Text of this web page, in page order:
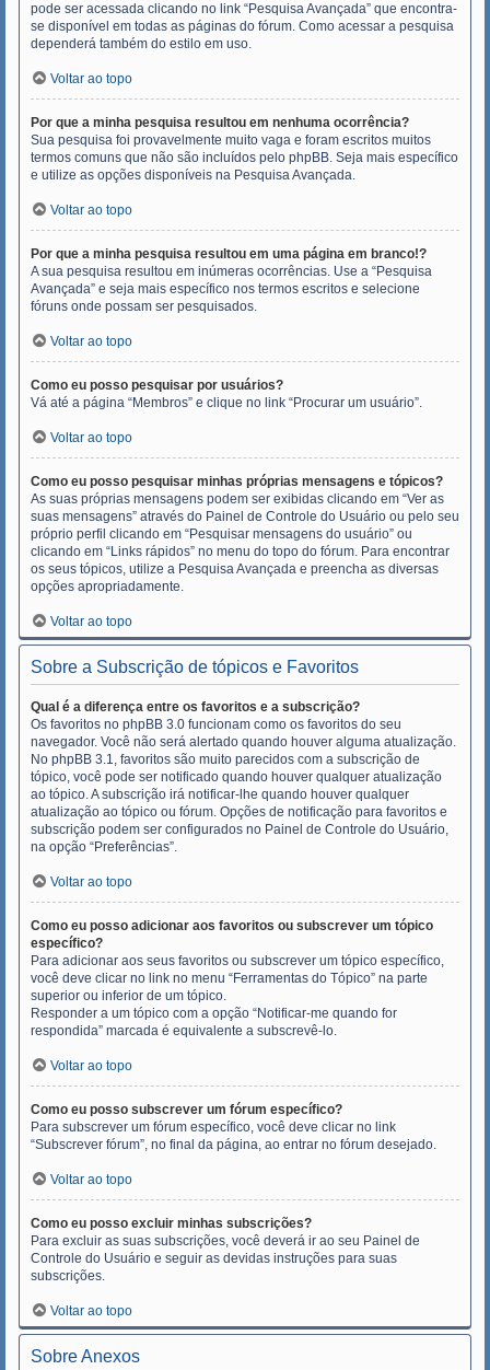
pode ser acessada clicando no link “Pesquisa Avançada” que encontra-
se disponível em todas as páginas do fórum. Como acessar a pesquisa
dependerá também do estilo em uso.
Voltar ao topo
Por que a minha pesquisa resultou em nenhuma ocorrência?
Sua pesquisa foi provavelmente muito vaga e foram escritos muitos
termos comuns que não são incluídos pelo phpBB. Seja mais específico
e utilize as opções disponíveis na Pesquisa Avançada.
Voltar ao topo
Por que a minha pesquisa resultou em uma página em branco!?
A sua pesquisa resultou em inúmeras ocorrências. Use a “Pesquisa
Avançada” e seja mais específico nos termos escritos e selecione
fóruns onde possam ser pesquisados.
Voltar ao topo
Como eu posso pesquisar por usuários?
Vá até a página “Membros” e clique no link “Procurar um usuário”.
Voltar ao topo
Como eu posso pesquisar minhas próprias mensagens e tópicos?
As suas próprias mensagens podem ser exibidas clicando em “Ver as
suas mensagens” através do Painel de Controle do Usuário ou pelo seu
próprio perfil clicando em “Pesquisar mensagens do usuário” ou
clicando em “Links rápidos” no menu do topo do fórum. Para encontrar
os seus tópicos, utilize a Pesquisa Avançada e preencha as diversas
opções apropriadamente.
Voltar ao topo
Sobre a Subscrição de tópicos e Favoritos
Qual é a diferença entre os favoritos e a subscrição?
Os favoritos no phpBB 3.0 funcionam como os favoritos do seu
navegador. Você não será alertado quando houver alguma atualização.
No phpBB 3.1, favoritos são muito parecidos com a subscrição de
tópico, você pode ser notificado quando houver qualquer atualização
ao tópico. A subscrição irá notificar-lhe quando houver qualquer
atualização ao tópico ou fórum. Opções de notificação para favoritos e
subscrição podem ser configurados no Painel de Controle do Usuário,
na opção “Preferências”.
Voltar ao topo
Como eu posso adicionar aos favoritos ou subscrever um tópico
específico?
Para adicionar aos seus favoritos ou subscrever um tópico específico,
você deve clicar no link no menu “Ferramentas do Tópico” na parte
superior ou inferior de um tópico.
Responder a um tópico com a opção “Notificar-me quando for
respondida” marcada é equivalente a subscrevê-lo.
Voltar ao topo
Como eu posso subscrever um fórum específico?
Para subscrever um fórum específico, você deve clicar no link
“Subscrever fórum”, no final da página, ao entrar no fórum desejado.
Voltar ao topo
Como eu posso excluir minhas subscrições?
Para excluir as suas subscrições, você deverá ir ao seu Painel de
Controle do Usuário e seguir as devidas instruções para suas
subscrições.
Voltar ao topo
Sobre Anexos